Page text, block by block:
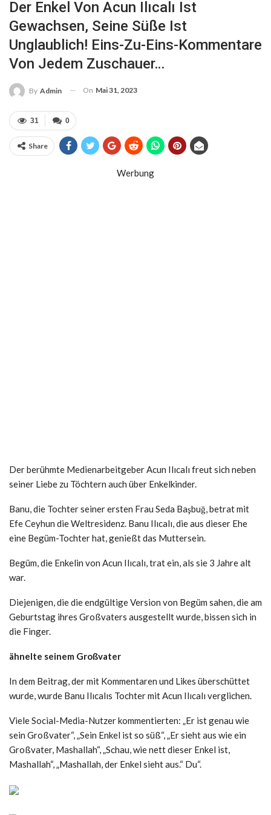
Der Enkel Von Acun Ilıcalı Ist
Gewachsen, Seine Süße Ist
Unglaublich! Eins-Zu-Eins-Kommentare
Von Jedem Zuschauer…
By Admin On Mai 31, 2023
0
31
Share
Werbung
Der berühmte Medienarbeitgeber Acun Ilıcalı freut sich neben
seiner Liebe zu Töchtern auch über Enkelkinder.
Banu, die Tochter seiner ersten Frau Seda Başbuğ, betrat mit
Efe Ceyhun die Weltresidenz. Banu Ilıcalı, die aus dieser Ehe
eine Begüm-Tochter hat, genießt das Muttersein.
Begüm, die Enkelin von Acun Ilıcalı, trat ein, als sie 3 Jahre alt
war.
Diejenigen, die die endgültige Version von Begüm sahen, die am
Geburtstag ihres Großvaters ausgestellt wurde, bissen sich in
die Finger.
ähnelte seinem Großvater
In dem Beitrag, der mit Kommentaren und Likes überschüttet
wurde, wurde Banu Ilıcalıs Tochter mit Acun Ilıcalı verglichen.
Viele Social-Media-Nutzer kommentierten: „Er ist genau wie
sein Großvater“, „Sein Enkel ist so süß“, „Er sieht aus wie ein
Großvater, Mashallah“, „Schau, wie nett dieser Enkel ist,
Mashallah“, „Mashallah, der Enkel sieht aus.“ Du“.